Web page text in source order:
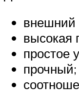
внешний
высокая
простое
прочный;